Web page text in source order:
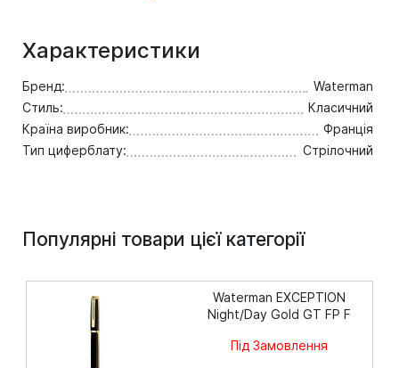
Характеристики
Бренд:
Waterman
Стиль:
Класичний
Країна виробник:
Франція
Тип циферблату:
Стрілочний
Популярні товари цієї категорії
Waterman EXCEPTION
Night/Day Gold GT FP F
Під Замовлення